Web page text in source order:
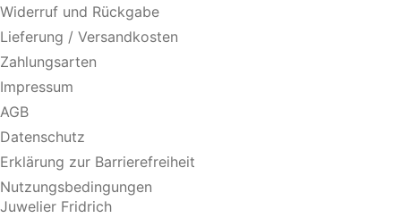
Widerruf und Rückgabe
Lieferung / Versandkosten
Zahlungsarten
Impressum
AGB
Datenschutz
Erklärung zur Barrierefreiheit
Nutzungsbedingungen
Juwelier Fridrich